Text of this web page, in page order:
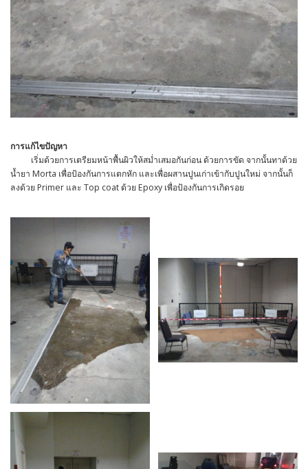
การแก้ไขปัญหา
เริ่มด้วยการเตรียมหน้าพื้นผิวให้สม่ำเสมอกันก่อน ด้วยการขัด จากนั้นทาด้วย
น้ำยา Morta เพื่อป้องกันการแตกหัก และเพื่อผสานปูนเก่าเข้ากับปูนใหม่ จากนั้นก็
ลงด้วย Primer และ Top coat ด้วย Epoxy เพื่อป้องกันการเกิดรอย